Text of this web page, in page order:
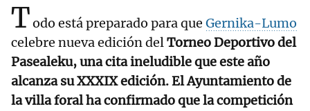
Todo está preparado para que Gernika-Lumo
celebre nueva edición delTorneo Deportivo del
Pasealeku, una cita ineludible que este año
alcanza su XXXIX edición. El Ayuntamiento de
la villa foral ha confirmado que la competición